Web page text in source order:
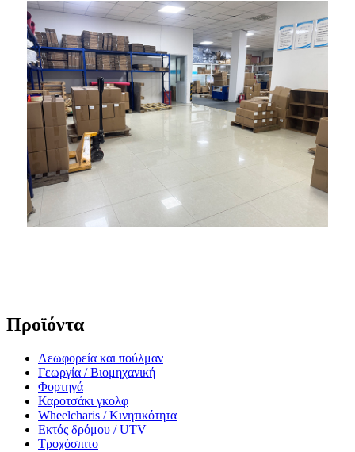
Προϊόντα
Λεωφορεία και πούλμαν
Γεωργία / Βιομηχανική
Φορτηγά
Καροτσάκι γκολφ
Wheelcharis / Κινητικότητα
Εκτός δρόμου / UTV
Τροχόσπιτο